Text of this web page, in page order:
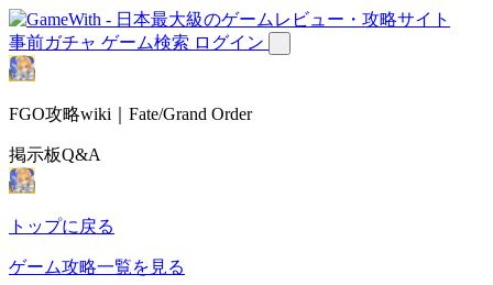
事前ガチャ ゲーム検索 ログイン
FGO攻略wiki｜Fate/Grand Order
掲示板Q&A
トップに戻る
ゲーム攻略一覧を見る